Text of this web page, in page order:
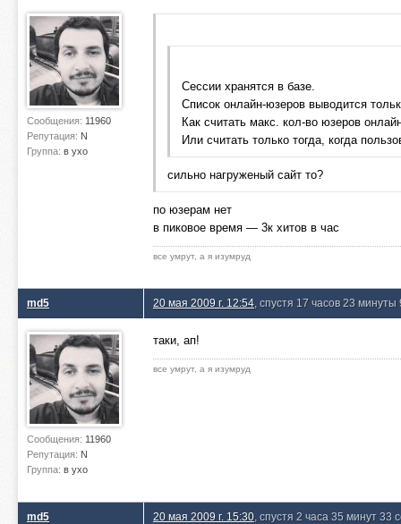
Сообщения: 11960
Репутация: N
Группа: в ухо
Сессии хранятся в базе.
Список онлайн-юзеров выводится
Как считать макс. кол-во юзеров
Или считать только тогда, когда
сильно нагруженый сайт то?
по юзерам нет
в пиковое время — 3к хитов в час
все умрут, а я изумруд
md5
Сообщения: 11960
Репутация: N
Группа: в ухо
20 мая 2009 г. 12:54 , спустя 17 часов 23 минуты
таки, ап!
все умрут, а я изумруд
md5 20 мая 2009 г. 15:30 , спустя 2 часа 35 минут 33